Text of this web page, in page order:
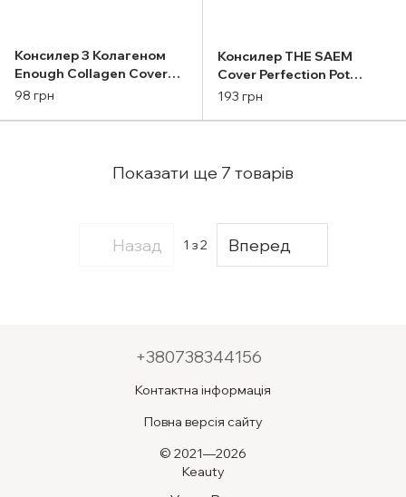
Консилер З Колагеном
Enough Collagen Cover
Tip Concealer 5ml (#02
98 грн
Консилер THE SAEM
Cover Perfection Pot
Concealer 0.5 Ice Beige
193 грн
Показати ще 7 товарів
Назад 1 з 2 Вперед
+380738344156
Контактна інформація
Повна версія сайту
© 2021—2026
Keauty